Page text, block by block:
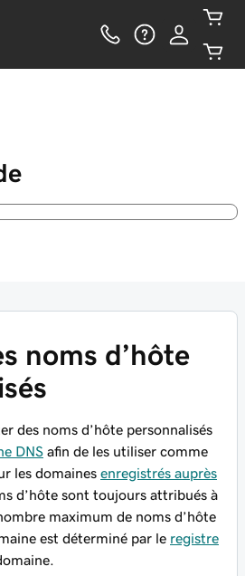
noms d’hôte
des noms d’hôte personnalisés
DNS afin de les utiliser comme
les domaines enregistrés auprès
d’hôte sont toujours attribués à
maximum de noms d’hôte
est déterminé par le registre